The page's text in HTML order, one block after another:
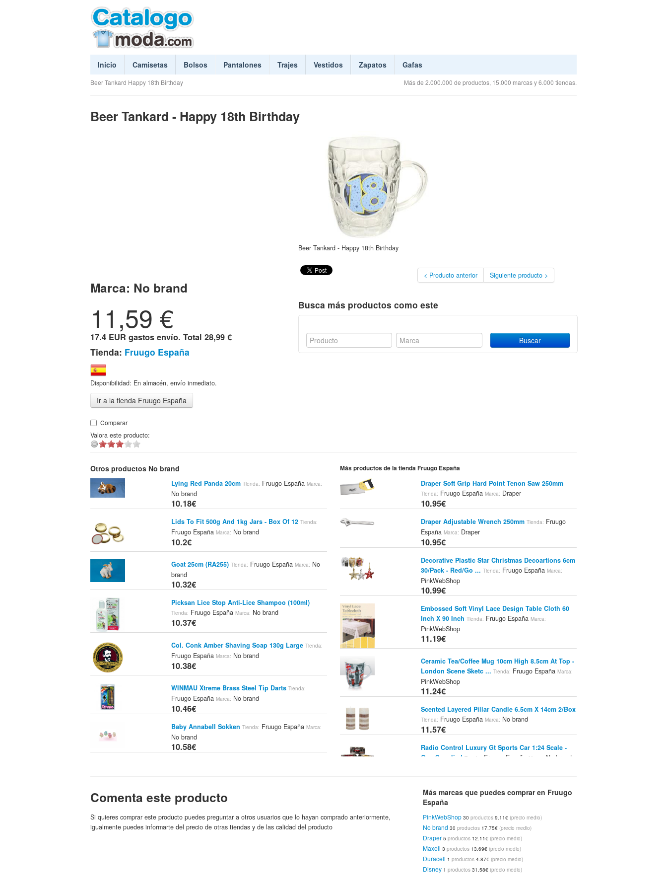
Inicio Camisetas Bolsos Pantalones Trajes Vestidos Zapatos Gafas
Beer Tankard Happy 18th Birthday Más de 2.000.000 de productos, 15.000 marcas y 6.000 tiendas.
Beer Tankard - Happy 18th Birthday
Marca: No brand
11,59 €
17.4 EUR gastos envío. Total 28,99 €
Tienda: Fruugo España
Disponibilidad: En almacén, envío inmediato.
Ir a la tienda Fruugo España
Comparar
Valora este producto:
Beer Tankard - Happy 18th Birthday
< Producto anterior Siguiente producto >
Busca más productos como este
Otros productos No brand
Lying Red Panda 20cm Tienda: Fruugo EspañaMarca:
No brand
10.18€
Lids To Fit 500g And 1kg Jars - Box Of 12 Tienda:
Fruugo EspañaMarca: No brand
10.2€
Goat 25cm (RA255) Tienda: Fruugo EspañaMarca: No
brand
10.32€
Picksan Lice Stop Anti-Lice Shampoo (100ml)
Tienda: Fruugo EspañaMarca: No brand
10.37€
Col. Conk Amber Shaving Soap 130g Large Tienda:
Fruugo EspañaMarca: No brand
10.38€
WINMAU Xtreme Brass Steel Tip Darts Tienda:
Fruugo EspañaMarca: No brand
10.46€
Baby Annabell Sokken Tienda: Fruugo EspañaMarca:
No brand
10.58€
Gibsons Games The Old Watermill Puzzle 1000
Pieces Tienda:Fruugo EspañaMarca:No brand
10.64€
Más productos de la tienda Fruugo España
Draper Soft Grip Hard Point Tenon Saw 250mm
Tienda: Fruugo España Marca: Draper
10.95€
Draper Adjustable Wrench 250mm Tienda: Fruugo
España Marca: Draper
10.95€
Decorative Plastic Star Christmas Decoartions 6cm
30/Pack - Red/Go ... Tienda: Fruugo España Marca:
PinkWebShop
10.99€
Embossed Soft Vinyl Lace Design Table Cloth 60
Inch X 90 Inch Tienda: Fruugo España Marca:
PinkWebShop
11.19€
Ceramic Tea/Coffee Mug 10cm High 8.5cm At Top -
London Scene Sketc ... Tienda: Fruugo España Marca:
PinkWebShop
11.24€
Scented Layered Pillar Candle 6.5cm X 14cm 2/Box
Tienda: Fruugo España Marca: No brand
11.57€
Radio Control Luxury Gt Sports Car 1:24 Scale -
One Supplied Tienda: Fruugo España Marca: No brand
Fruugo EspañaMarca:Draper
12.17€
Scented Temptations Layered Candle 7cm X 14cm -
Black Cherry Pie - ... Tienda:Fruugo España
PinkWebShop
12.21€
Beaded Hanging Star 13cm - Gold - Set Of 3
Comenta este producto
Si quieres comprar este producto puedes preguntar a otros usuarios que lo hayan comprado anteriormente,
igualmente puedes informarte del precio de otras tiendas y de las calidad del producto
Más marcas que puedes comprar en Fruugo
España
PinkWebShop 30productos 9.11€ (precio medio)
No brand 30productos 17.75€ (precio medio)
Draper 5productos 12.11€ (precio medio)
Maxell 3productos 13.69€ (precio medio)
Duracell 1productos 4.87€ (precio medio)
Disney 1productos 31.58€ (precio medio)